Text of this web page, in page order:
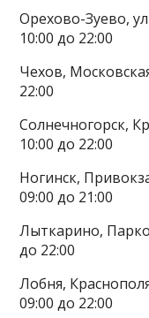
Орехово-Зуево,
10:00 до 22:00
Чехов,
22:00
Солнечногорск,
10:00 до 22:00
Ногинск,
09:00 до 21:00
Лыткарино,
до 22:00
Лобня,
09:00 до 22:00